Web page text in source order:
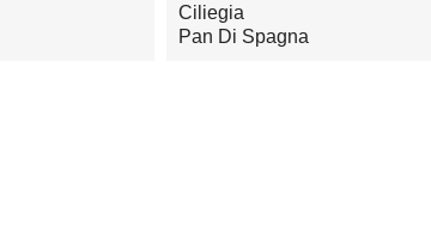
Ciliegia
Pan Di Spagna